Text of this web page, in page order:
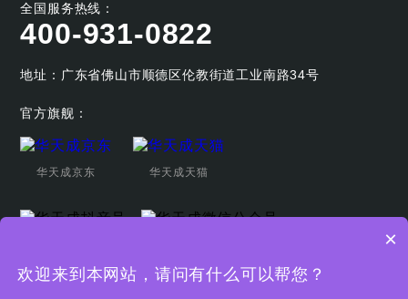
全国服务热线：
400-931-0822
地址：广东省佛山市顺德区伦教街道工业南路34号
官方旗舰：
华天成京东 华天成天猫
Copyright © 广东华天成新能源科技股份有限公司 粤ICP备19044080
×
欢迎来到本网站，请问有什么可以帮您？